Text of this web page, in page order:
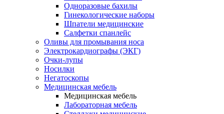
Одноразовые бахилы
Гинекологические наборы
Шпатели медицинские
Салфетки спанлейс
Оливы для промывания носа
Электрокардиографы (ЭКГ)
Очки-лупы
Носилки
Негатоскопы
Медицинская мебель
Медицинская мебель
Лабораторная мебель